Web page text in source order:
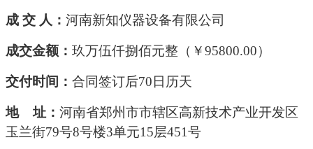
成 交 人： 河南新知仪器设备有限公司
成交金额： 玖万伍仟捌佰元整（￥95800.00）
交付时间： 合同签订后70日历天
地 址： 河南省郑州市市辖区高新技术产业开发区
玉兰街79号8号楼3单元15层451号